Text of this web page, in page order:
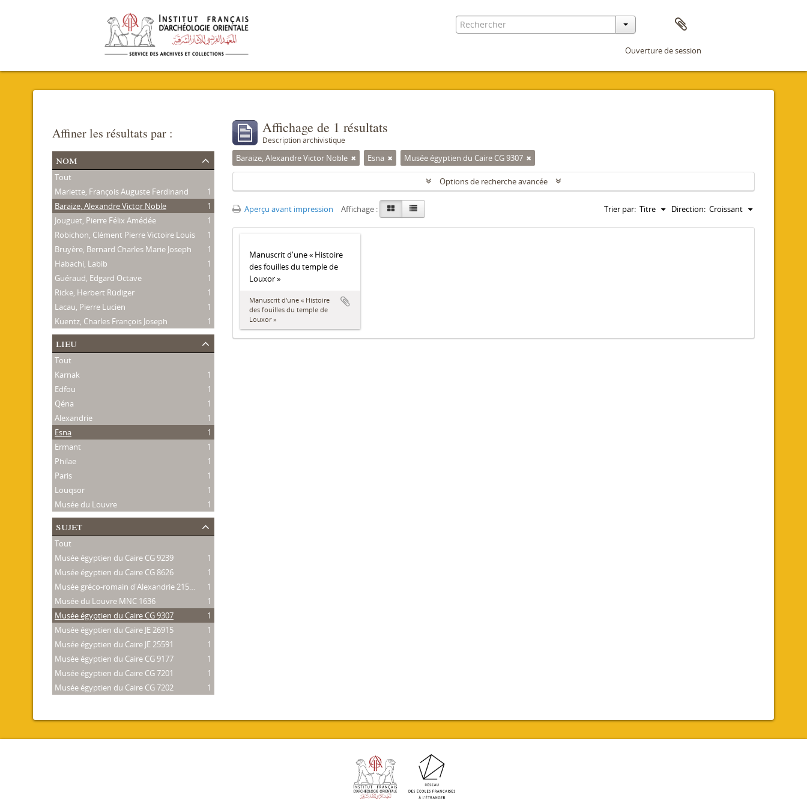
Ouverture de session
Affiner les résultats par :
nom
Tout
Mariette, François Auguste Ferdinand
1
Baraize, Alexandre Victor Noble
1
Jouguet, Pierre Félix Amédée
1
Robichon, Clément Pierre Victoire Louis
1
Bruyère, Bernard Charles Marie Joseph
1
Habachi, Labib
1
Guéraud, Edgard Octave
1
Ricke, Herbert Rüdiger
1
Lacau, Pierre Lucien
1
Kuentz, Charles François Joseph
1
lieu
Tout
Karnak
1
Edfou
1
Qéna
1
Alexandrie
1
Esna
1
Ermant
1
Philae
1
Paris
1
Louqsor
1
Musée du Louvre
1
sujet
Tout
Musée égyptien du Caire CG 9239
1
Musée égyptien du Caire CG 8626
1
Musée gréco-romain d'Alexandrie 21534
1
Musée du Louvre MNC 1636
1
Musée égyptien du Caire CG 9307
1
Musée égyptien du Caire JE 26915
1
Musée égyptien du Caire JE 25591
1
Musée égyptien du Caire CG 9177
1
Musée égyptien du Caire CG 7201
1
Musée égyptien du Caire CG 7202
1
Affichage de 1 résultats
Description archivistique
Baraize, Alexandre Victor Noble Esna Musée égyptien du Caire CG 9307
Options de recherche avancée
Aperçu avant impression Affichage : Trier par: Titre Direction: Croissant
Manuscrit d'une « Histoire
des fouilles du temple de
Louxor »
Manuscrit d'une « Histoire
des fouilles du temple de
Louxor »